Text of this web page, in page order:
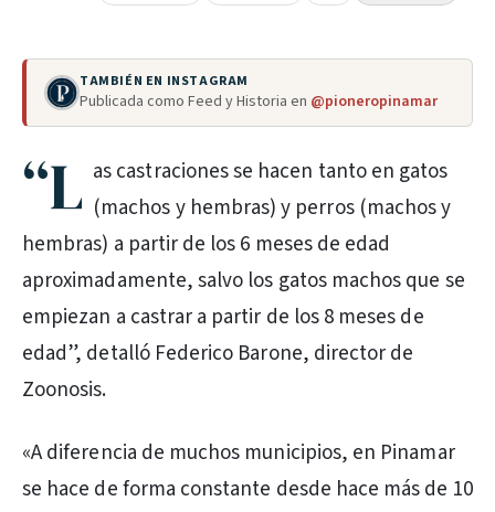
TAMBIÉN EN INSTAGRAM
Publicada como Feed y Historia en @pioneropinamar
“L as castraciones se hacen tanto en gatos
(machos y hembras) y perros (machos y
hembras) a partir de los 6 meses de edad
aproximadamente, salvo los gatos machos que se
empiezan a castrar a partir de los 8 meses de
edad”, detalló Federico Barone, director de
Zoonosis.
«A diferencia de muchos municipios, en Pinamar
se hace de forma constante desde hace más de 10